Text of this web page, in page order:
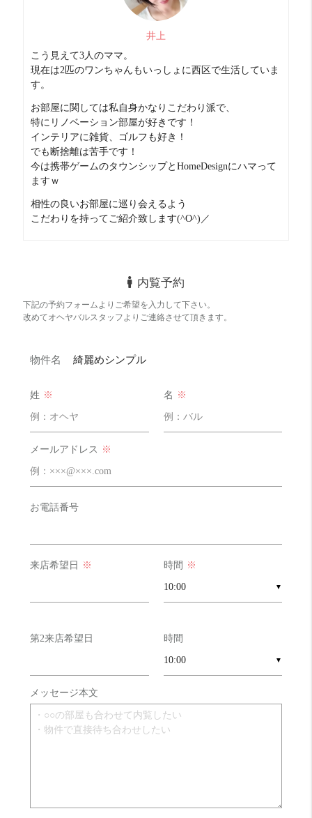
浴室乾燥や追い炊き機能など＋αの設備が充実
お部屋診断
コスパ 良い！ 16 点
明るさ めっちゃ良い！！ 20 点
井上
こう見えて3人のママ。
現在は2匹のワンちゃんもいっしょに西区で生活していま
す。
お部屋に関しては私自身かなりこだわり派で、
特にリノベーション部屋が好きです！
インテリアに雑貨、ゴルフも好き！
でも断捨離は苦手です！
今は携帯ゲームのタウンシップとHomeDesignにハマって
ますｗ
相性の良いお部屋に巡り会えるよう
こだわりを持ってご紹介致します(^O^)／
内覧予約
下記の予約フォームよりご希望を入力して下さい。
改めてオヘヤバルスタッフよりご連絡させて頂きます。
物件名 綺麗めシンプル
姓 ※ 名 ※
メールアドレス ※
お電話番号
来店希望日 ※ 時間 ※
▼
第2来店希望日 時間
▼
メッセージ本文